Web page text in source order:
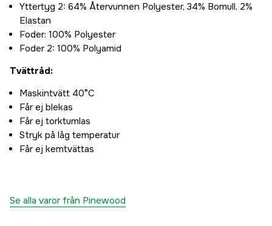
Yttertyg 2: 64% Återvunnen Polyester, 34% Bomull, 2%
Elastan
Foder: 100% Polyester
Foder 2: 100% Polyamid
Tvättråd:
Maskintvätt 40°C
Får ej blekas
Får ej torktumlas
Stryk på låg temperatur
Får ej kemtvättas
Se alla varor från Pinewood